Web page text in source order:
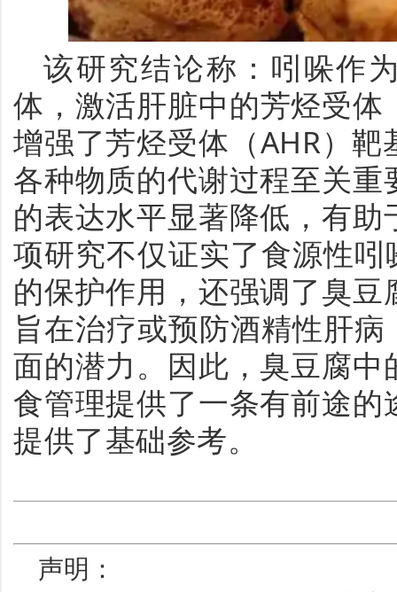
该研究结论称：吲哚作
体，激活肝脏中的芳烃受
增强了芳烃受体（AHR）
各种物质的代谢过程至关
的表达水平显著降低，有
项研究不仅证实了食源性
的保护作用，还强调了臭
旨在治疗或预防酒精性肝
面的潜力。因此，臭豆腐
食管理提供了一条有前途
提供了基础参考。
声明：